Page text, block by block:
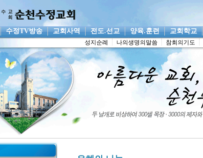
수정TV방송 교회사역 전도.선교 양육.훈련 교회학교
성지순례 나의생명의말씀 참회의기도